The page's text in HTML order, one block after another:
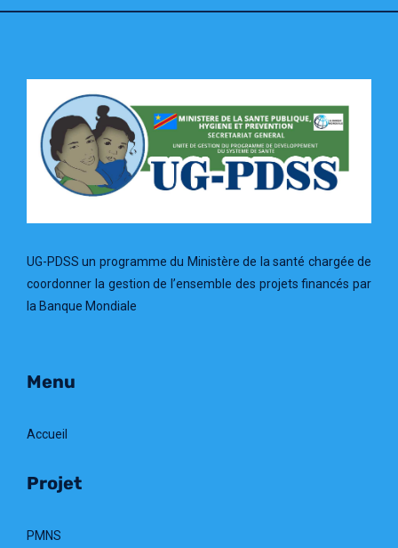
UG-PDSS un programme du Ministère de la santé chargée de
coordonner la gestion de l’ensemble des projets financés par
la Banque Mondiale
Menu
Accueil
Projet
PMNS